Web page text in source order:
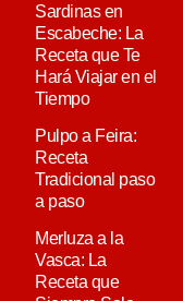
Sardinas en
Escabeche: La
Receta que Te
Hará Viajar en el
Tiempo
Pulpo a Feira:
Receta
Tradicional paso
a paso
Merluza a la
Vasca: La
Receta que